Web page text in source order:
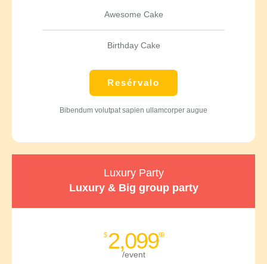
Awesome Cake
Birthday Cake
Resérvalo
Bibendum volutpat sapien ullamcorper augue
Luxury Party
Luxury & Big group party
$ 2,09999
/event